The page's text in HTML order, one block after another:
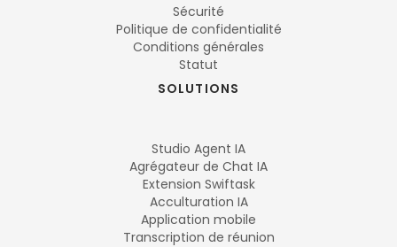
Sécurité
Politique de confidentialité
Conditions générales
Statut
SOLUTIONS
Studio Agent IA
Agrégateur de Chat IA
Extension Swiftask
Acculturation IA
Application mobile
Transcription de réunion